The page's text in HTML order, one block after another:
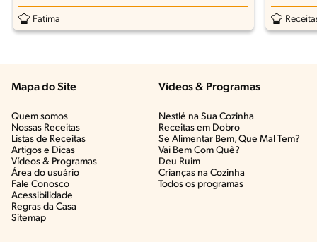
Fatima
Mapa do Site
Quem somos
Nossas Receitas
Listas de Receitas​
Artigos e Dicas​
Vídeos & Programas​
Área do usuário
Fale Conosco
Acessibilidade
Regras da Casa
Sitemap
Vídeos & Programas​
Nestlé na Sua Cozinha
Receitas em Dobro
Se Alimentar Bem, Que Mal Tem?​
Vai Bem Com Quê?​
Deu Ruim​
Crianças na Cozinha​
Todos os programas